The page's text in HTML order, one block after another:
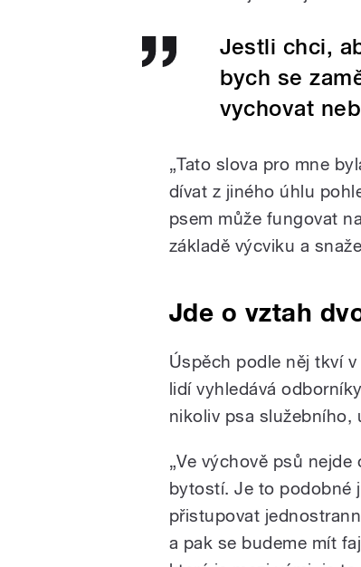
Jestli chci,
bych se
vychovat
„Tato slova pro mne
dívat z jiného úhlu
psem může fungovat
základě výcviku a
Jde o vztah
Úspěch podle něj tkví
lidí vyhledává
nikoliv psa služebního,
„Ve výchově psů
bytostí. Je to podobné
přistupovat
a pak se budeme mít